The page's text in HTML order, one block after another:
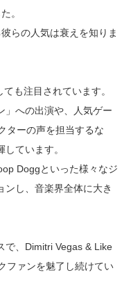
。
らの人気は衰えを知りま
も注目されています。
」への出演や、人気ゲー
ターの声を担当するな
ています。
Doggといった様々なジ
ンし、音楽界全体に大き
で、Dimitri Vegas & Like
ファンを魅了し続けてい